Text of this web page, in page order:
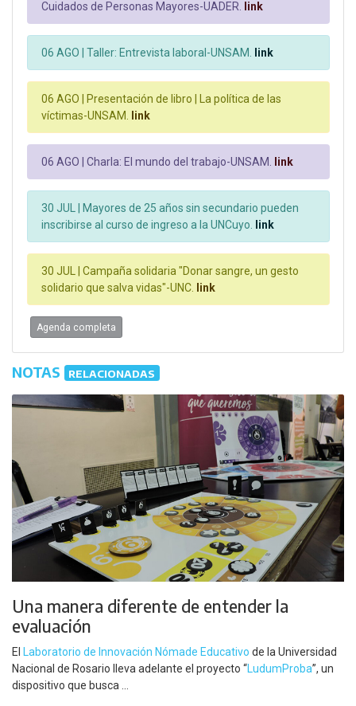
Cuidados de Personas Mayores-UADER. link
06 AGO | Taller: Entrevista laboral-UNSAM. link
06 AGO | Presentación de libro | La política de las
víctimas-UNSAM. link
06 AGO | Charla: El mundo del trabajo-UNSAM. link
30 JUL | Mayores de 25 años sin secundario pueden
inscribirse al curso de ingreso a la UNCuyo. link
30 JUL | Campaña solidaria "Donar sangre, un gesto
solidario que salva vidas"-UNC. link
Agenda completa
NOTAS RELACIONADAS
Una manera diferente de entender la
evaluación
El Laboratorio de Innovación Nómade Educativo de la Universidad
Nacional de Rosario lleva adelante el proyecto “ LudumProba”, un
dispositivo que busca ...